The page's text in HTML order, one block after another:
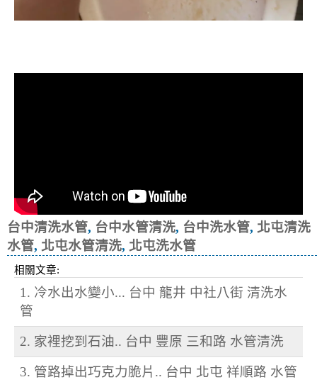
台中清洗水管, 台中水管清洗, 台中洗水管, 北屯清洗
水管, 北屯水管清洗, 北屯洗水管
相關文章:
1. 冷水出水變小... 台中 龍井 中社八街 清洗水
管
2. 家裡挖到石油.. 台中 豐原 三和路 水管清洗
3. 管路掉出巧克力脆片.. 台中 北屯 祥順路 水管